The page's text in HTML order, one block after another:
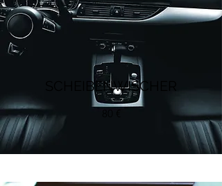
SCHEIBENWISCHER
80 €